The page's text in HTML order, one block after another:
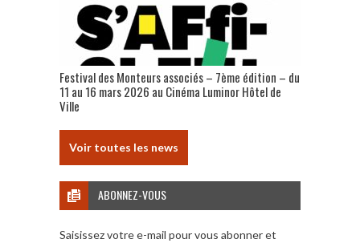
Festival des Monteurs associés – 7ème édition – du
11 au 16 mars 2026 au Cinéma Luminor Hôtel de
Ville
Voir toutes les news
ABONNEZ-VOUS
Saisissez votre e-mail pour vous abonner et